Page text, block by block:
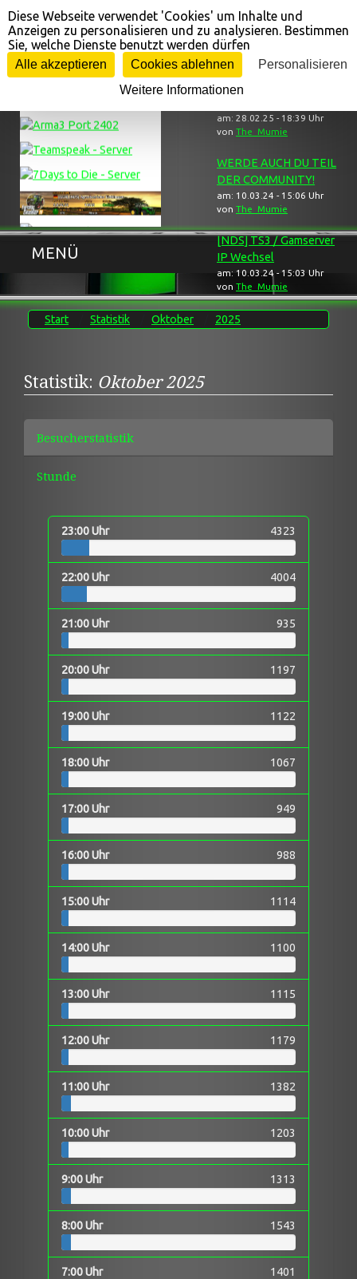
Gameserver ... ... Neuigkeiten
am: 28.02.25 - 18:39 Uhr
von The_Mumie
WERDE AUCH DU TEIL
DER COMMUNITY!
am: 10.03.24 - 15:06 Uhr
von The_Mumie
[NDS] TS3 / Gamserver
IP Wechsel
am: 10.03.24 - 15:03 Uhr
von The_Mumie
MENÜ
Start Statistik Oktober 2025
Statistik: Oktober 2025
Besucherstatistik
Stunde
23:00 Uhr 4323
22:00 Uhr 4004
21:00 Uhr 935
20:00 Uhr 1197
19:00 Uhr 1122
18:00 Uhr 1067
17:00 Uhr 949
16:00 Uhr 988
15:00 Uhr 1114
14:00 Uhr 1100
13:00 Uhr 1115
12:00 Uhr 1179
11:00 Uhr 1382
10:00 Uhr 1203
9:00 Uhr 1313
8:00 Uhr 1543
7:00 Uhr 1401
Cookie-Einstellungen
Diese Webseite verwendet 'Cookies' um Inhalte und
Anzeigen zu personalisieren und zu analysieren. Bestimmen
Sie, welche Dienste benutzt werden dürfen
Alle akzeptieren Cookies ablehnen
Personalisieren
Weitere Informationen